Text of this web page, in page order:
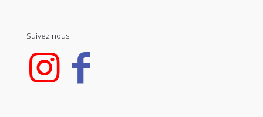
Suivez nous !